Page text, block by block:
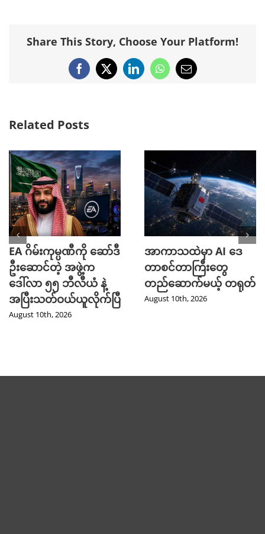
Share This Story, Choose Your Platform!
Facebook
X LinkedInWhatsApp
Email
Related Posts
EA ဂိမ်းကုမ္ပဏီကို ဆော်ဒီ
ဦးဆောင်တဲ့ အဖွဲ့က
ဒေါ်လာ ၅၅ ဘီလီယံ နဲ့
အပြီးသတ်ဝယ်ယူလိုက်ပြီ
August 10th, 2026
အာကာသထဲမှာ AI ဒေ
တာစင်တာကြီးတွေ
တည်ဆောက်မယ့် တရုတ်
August 10th, 2026